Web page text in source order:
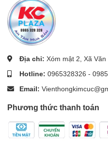
Địa chỉ: Xóm mật 2, Xã
Hotline: 0965328326 -
Email:
Phương thức thanh toán